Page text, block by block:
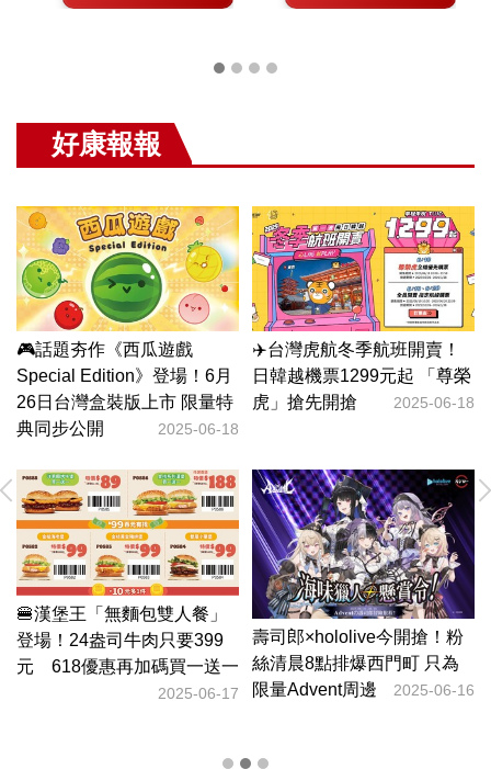
好康報報
🎮話題夯作《西瓜遊戲
Special Edition》登場！6月
26日台灣盒裝版上市 限量特
典同步公開
2025-06-18
✈️台灣虎航冬季航班開賣！
日韓越機票1299元起 「尊榮
虎」搶先開搶
2025-06-18
🍔漢堡王「無麵包雙人餐」
登場！24盎司牛肉只要399
元 618優惠再加碼買一送一
2025-06-17
壽司郎×hololive今開搶！粉
絲清晨8點排爆西門町 只為
限量Advent周邊
2025-06-16